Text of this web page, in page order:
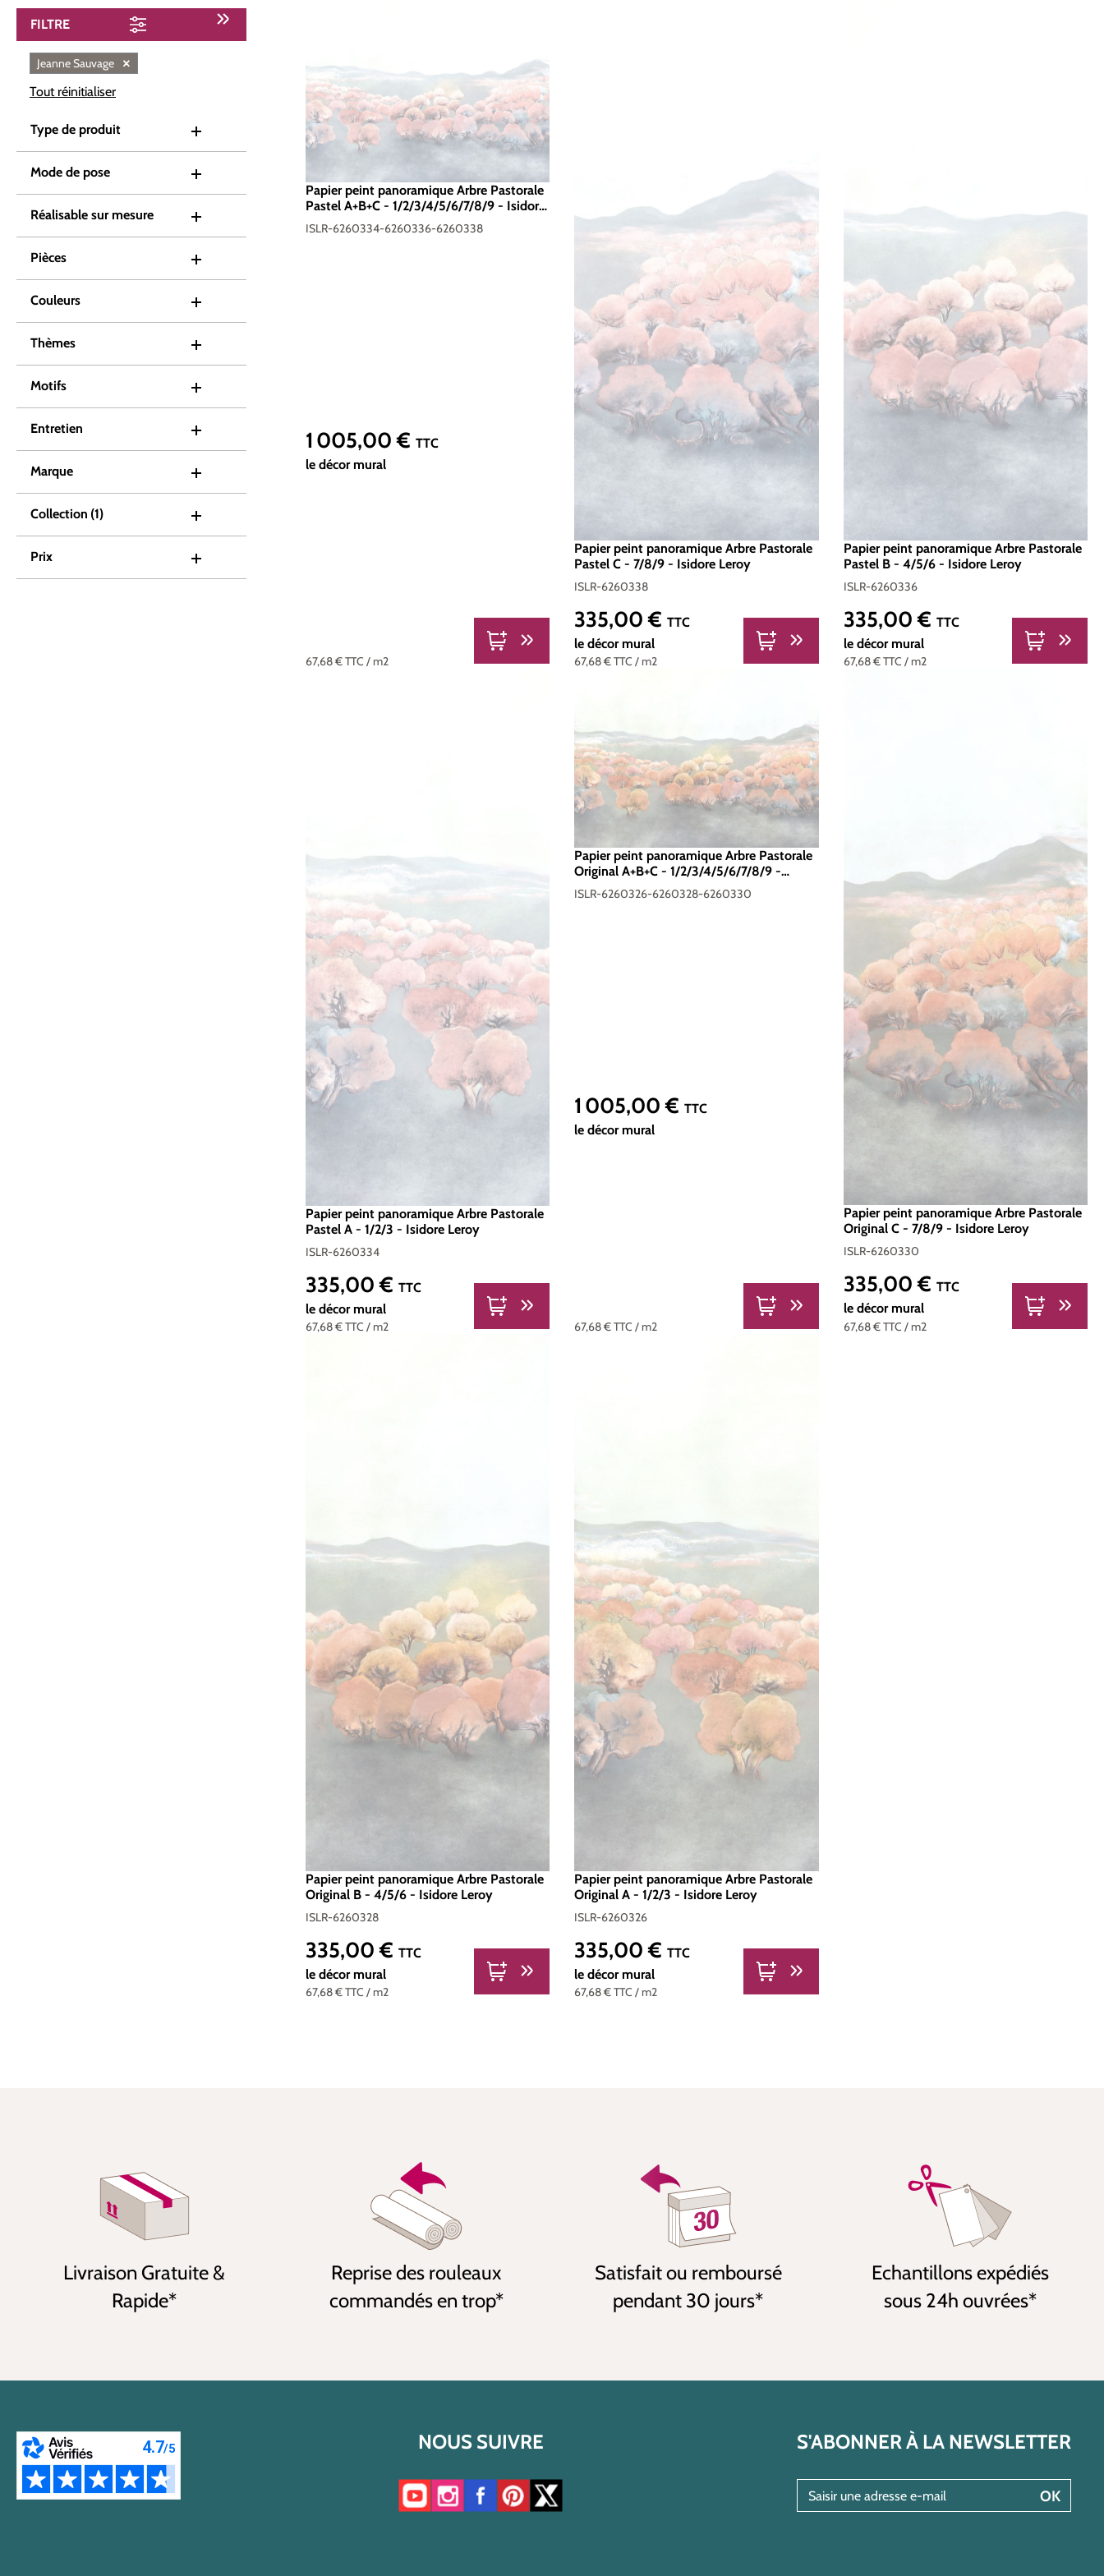
FILTRE
Jeanne Sauvage ×
Tout réinitialiser
Type de produit
Mode de pose
Réalisable sur mesure
Pièces
Couleurs
Thèmes
Motifs
Entretien
Marque
Collection (1)
Prix
Papier peint panoramique Arbre Pastorale
Pastel A+B+C - 1/2/3/4/5/6/7/8/9 - Isidore
Leroy
ISLR-6260334-6260336-6260338
67,68 €TTC / m2
Prix régulier :
1 005,00 € TTC
le décor mural
Papier peint panoramique Arbre Pastorale
Pastel C - 7/8/9 - Isidore Leroy
ISLR-6260338
67,68 €TTC/ m2
Prix régulier :
335,00 €TTC
le décor mural
Papier peint panoramique Arbre Pastorale
Pastel B - 4/5/6 - Isidore Leroy
ISLR-6260336
67,68 €TTC / m2
Prix régulier :
335,00 € TTC
le décor mural
Papier peint panoramique Arbre Pastorale
Pastel A - 1/2/3 - Isidore Leroy
ISLR-6260334
67,68 €TTC / m2
Prix régulier :
335,00 € TTC
le décor mural
Papier peint panoramique Arbre Pastorale
Original A+B+C - 1/2/3/4/5/6/7/8/9 -
Isidore Leroy
ISLR-6260326-6260328-6260330
67,68 €TTC/ m2
Prix régulier :
1 005,00 €TTC
le décor mural
Papier peint panoramique Arbre Pastorale
Original C - 7/8/9 - Isidore Leroy
ISLR-6260330
67,68 €TTC / m2
Prix régulier :
335,00 € TTC
le décor mural
Papier peint panoramique Arbre Pastorale
Original B - 4/5/6 - Isidore Leroy
ISLR-6260328
67,68 €TTC / m2
Prix régulier :
335,00 € TTC
le décor mural
Papier peint panoramique Arbre Pastorale
Original A - 1/2/3 - Isidore Leroy
ISLR-6260326
67,68 €TTC/ m2
Prix régulier :
335,00 €TTC
le décor mural
Livraison Gratuite &
Rapide*
Reprise des rouleaux
commandés en trop*
Satisfait ou remboursé
pendant 30 jours*
Echantillons expédiés
sous 24h ouvrées*
NOUS SUIVRE
Accéder à notre chaîne YouTube
Accéder à notre compte Instagram
Accéder à notre page Facebook
Accéder à notre compte Pinterest
Accéder à notre compte Twitter/X
S'ABONNER À LA NEWSLETTER
OK